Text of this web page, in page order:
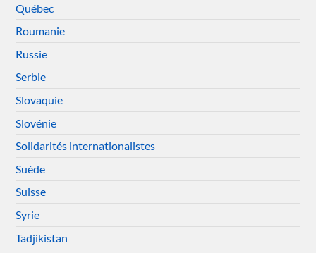
Québec
Roumanie
Russie
Serbie
Slovaquie
Slovénie
Solidarités internationalistes
Suède
Suisse
Syrie
Tadjikistan